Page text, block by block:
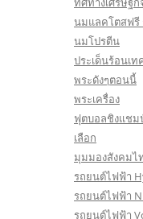
นมแลคโตสฟรี
นมโปรตีน
ประเด็นร้อนเท
พระดังๆตอนนี้
พระเครื่อง
ฟุตบอลชิงแชม
เลือก
มุมมองสังคมไ
รถยนต์ไฟฟ้า
รถยนต์ไฟฟ้า
รถยนต์ไฟฟ้า